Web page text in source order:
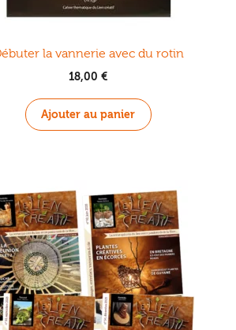
la vannerie avec du rotin
18,00 €
Ajouter au panier